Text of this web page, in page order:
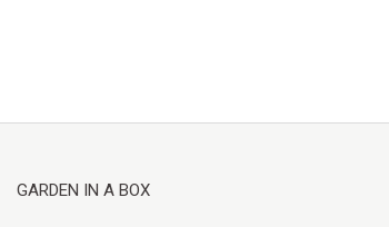
GARDEN IN A BOX